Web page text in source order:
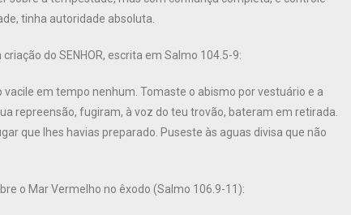
tinha autoridade absoluta.
do SENHOR, escrita em Salmo 104.5-9:
em tempo nenhum. Tomaste o abismo por vestuário e a
repreensão, fugiram, à voz do teu trovão, bateram em retirada.
que lhes havias preparado. Puseste às aguas divisa que não
o Mar Vermelho no êxodo (Salmo 106.9-11):